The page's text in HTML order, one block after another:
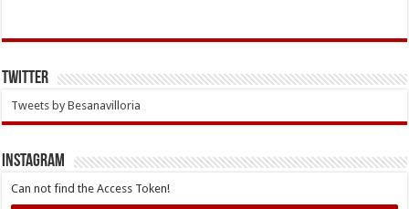
Twitter
Tweets by Besanavilloria
INSTAGRAM
Can not find the Access Token!